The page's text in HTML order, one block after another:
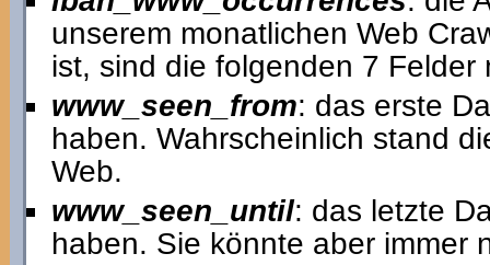
unserem monatlichen Web
ist, sind die folgenden 7 Felder
www_seen_from: das erste
haben. Wahrscheinlich stand
Web.
www_seen_until: das letzte
haben. Sie könnte aber immer